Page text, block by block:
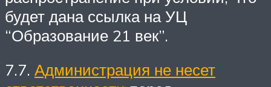
будет дана ссылка на УЦ
“Образование 21 век”.
7.7. Администрация не несет